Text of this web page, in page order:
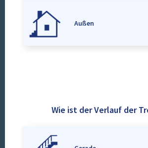
Außen
Wie ist der Verlauf der